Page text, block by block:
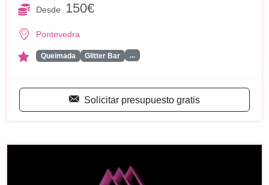
Desde 150€
Pontevedra
Queimada Glitter Bar ...
Solicitar presupuesto gratis